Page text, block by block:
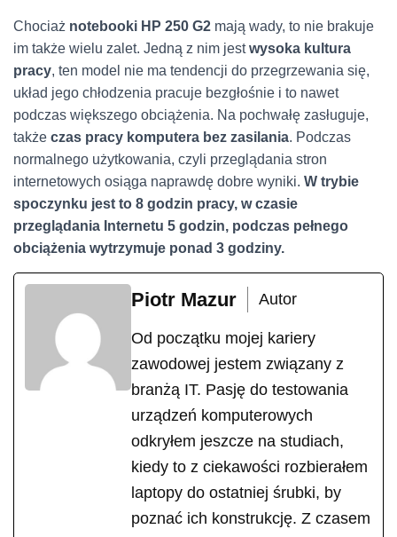
Chociaż notebooki HP 250 G2 mają wady, to nie brakuje
im także wielu zalet. Jedną z nim jestwysoka kultura
pracy, ten model nie ma tendencji do przegrzewania się,
układ jego chłodzenia pracuje bezgłośnie i to nawet
podczas większego obciążenia. Na pochwałę zasługuje,
także czas pracy komputera bez zasilania. Podczas
normalnego użytkowania, czyli przeglądania stron
internetowych osiąga naprawdę dobre wyniki. W trybie
spoczynku jest to 8 godzin pracy, w czasie
przeglądania Internetu 5 godzin, podczas pełnego
obciążenia wytrzymuje ponad 3 godziny.
Piotr Mazur Autor
Od początku mojej kariery
zawodowej jestem związany z
branżą IT. Pasję do testowania
urządzeń komputerowych
odkryłem jeszcze na studiach,
kiedy to z ciekawości rozbierałem
laptopy do ostatniej śrubki, by
poznać ich konstrukcję. Z czasem